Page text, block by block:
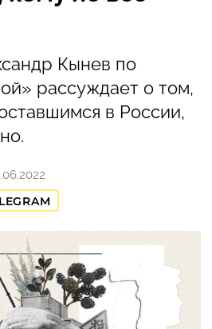
Кынев по
рассуждает о том,
в России,